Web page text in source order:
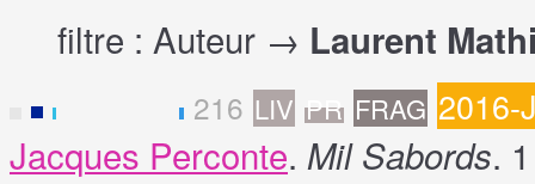
filtre : Auteur → Laurent
F 216 LIV PR FRAG
Jacques Perconte. Mil Sabords.